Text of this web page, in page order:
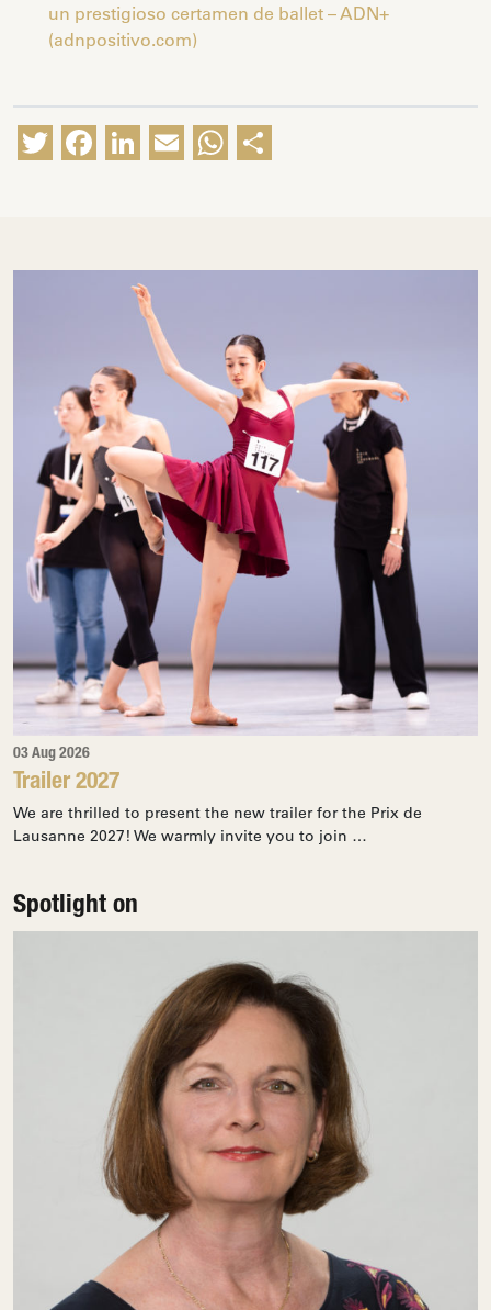
un prestigioso certamen de ballet – ADN+
(adnpositivo.com)
Twitter
Facebook
LinkedIn
EmailWhatsApp
03 Aug 2026
Trailer 2027
We are thrilled to present the new trailer for the Prix de
Lausanne 2027! We warmly invite you to join …
Spotlight on